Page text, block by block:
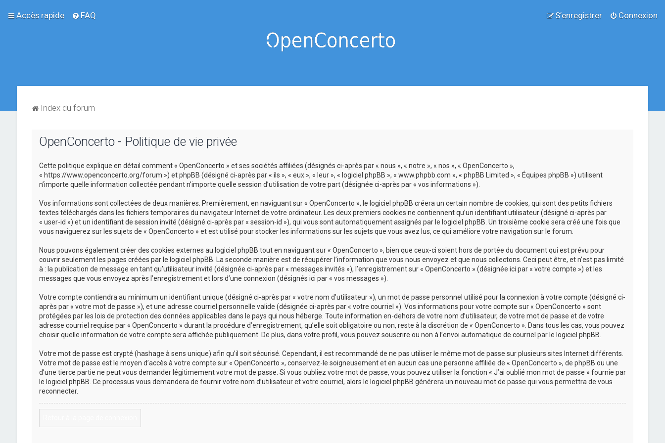
Accès rapide FAQ Connexion
S’enregistrer
Index du forum
OpenConcerto - Politique de vie privée
Cette politique explique en détail comment « OpenConcerto » et ses sociétés affiliées (désignés ci-après par « nous », « notre », « nos », « OpenConcerto »,
« https://www.openconcerto.org/forum ») et phpBB (désigné ci-après par « ils », « eux », « leur », « logiciel phpBB », « www.phpbb.com », « phpBB Limited », « Équipes phpBB ») utilisent
n’importe quelle information collectée pendant n’importe quelle session d’utilisation de votre part (désignée ci-après par « vos informations »).
Vos informations sont collectées de deux manières. Premièrement, en naviguant sur « OpenConcerto », le logiciel phpBB créera un certain nombre de cookies, qui sont des petits fichiers
textes téléchargés dans les fichiers temporaires du navigateur Internet de votre ordinateur. Les deux premiers cookies ne contiennent qu’un identifiant utilisateur (désigné ci-après par
« user-id ») et un identifiant de session invité (désigné ci-après par « session-id »), qui vous sont automatiquement assignés par le logiciel phpBB. Un troisième cookie sera créé une fois que
vous naviguerez sur les sujets de « OpenConcerto » et est utilisé pour stocker les informations sur les sujets que vous avez lus, ce qui améliore votre navigation sur le forum.
Nous pouvons également créer des cookies externes au logiciel phpBB tout en naviguant sur « OpenConcerto », bien que ceux-ci soient hors de portée du document qui est prévu pour
couvrir seulement les pages créées par le logiciel phpBB. La seconde manière est de récupérer l’information que vous nous envoyez et que nous collectons. Ceci peut être, et n’est pas limité
à : la publication de message en tant qu’utilisateur invité (désignée ci-après par « messages invités »), l’enregistrement sur « OpenConcerto » (désignée ici par « votre compte ») et les
messages que vous envoyez après l’enregistrement et lors d’une connexion (désignés ici par « vos messages »).
Votre compte contiendra au minimum un identifiant unique (désigné ci-après par « votre nom d’utilisateur »), un mot de passe personnel utilisé pour la connexion à votre compte (désigné ci-
après par « votre mot de passe »), et une adresse courriel personnelle valide (désignée ci-après par « votre courriel »). Vos informations pour votre compte sur « OpenConcerto » sont
protégées par les lois de protection des données applicables dans le pays qui nous héberge. Toute information en-dehors de votre nom d’utilisateur, de votre mot de passe et de votre
adresse courriel requise par « OpenConcerto » durant la procédure d’enregistrement, qu’elle soit obligatoire ou non, reste à la discrétion de « OpenConcerto ». Dans tous les cas, vous pouvez
choisir quelle information de votre compte sera affichée publiquement. De plus, dans votre profil, vous pouvez souscrire ou non à l’envoi automatique de courriel par le logiciel phpBB.
Votre mot de passe est crypté (hashage à sens unique) afin qu’il soit sécurisé. Cependant, il est recommandé de ne pas utiliser le même mot de passe sur plusieurs sites Internet différents.
Votre mot de passe est le moyen d’accès à votre compte sur « OpenConcerto », conservez-le soigneusement et en aucun cas une personne affiliée de « OpenConcerto », de phpBB ou une
d’une tierce partie ne peut vous demander légitimement votre mot de passe. Si vous oubliez votre mot de passe, vous pouvez utiliser la fonction « J’ai oublié mon mot de passe » fournie par
le logiciel phpBB. Ce processus vous demandera de fournir votre nom d’utilisateur et votre courriel, alors le logiciel phpBB générera un nouveau mot de passe qui vous permettra de vous
reconnecter.